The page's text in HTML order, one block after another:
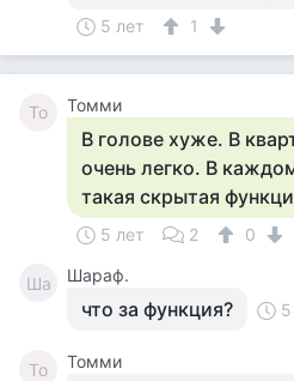
5 лет 1
То Томми
В голове хуже. В
очень легко. В
такая скрытая
5 лет 2 0
Ша Шараф.
что за функция?
То Томми